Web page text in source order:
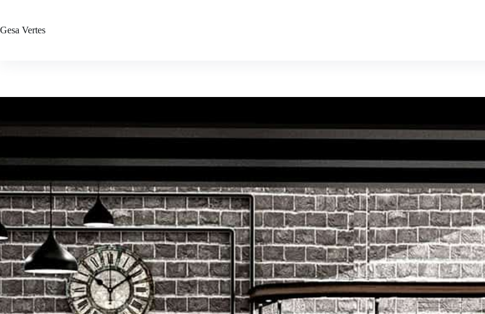
springen
Gesa Vertes